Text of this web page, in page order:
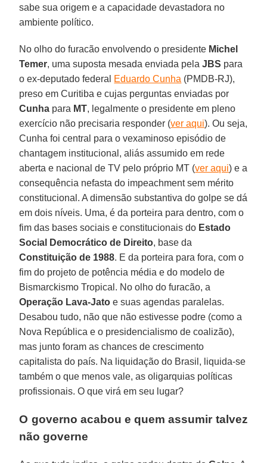
sabe sua origem e a capacidade devastadora no
ambiente político.
No olho do furacão envolvendo o presidente Michel
Temer, uma suposta mesada enviada pelaJBS para
o ex-deputado federal Eduardo Cunha (PMDB-RJ),
preso em Curitiba e cujas perguntas enviadas por
Cunha para MT, legalmente o presidente em pleno
exercício não precisaria responder (ver aqui). Ou seja,
Cunha foi central para o vexaminoso episódio de
chantagem institucional, aliás assumido em rede
aberta e nacional de TV pelo próprio MT (ver aqui) e a
consequência nefasta do impeachment sem mérito
constitucional. A dimensão substantiva do golpe se dá
em dois níveis. Uma, é da porteira para dentro, com o
fim das bases sociais e constitucionais do Estado
Social Democrático de Direito, base da
Constituição de 1988. E da porteira para fora, com o
fim do projeto de potência média e do modelo de
Bismarckismo Tropical. No olho do furacão, a
Operação Lava-Jato e suas agendas paralelas.
Desabou tudo, não que não estivesse podre (como a
Nova República e o presidencialismo de coalizão),
mas junto foram as chances de crescimento
capitalista do país. Na liquidação do Brasil, liquida-se
também o que menos vale, as oligarquias políticas
profissionais. O que virá em seu lugar?
O governo acabou e quem assumir talvez
não governe